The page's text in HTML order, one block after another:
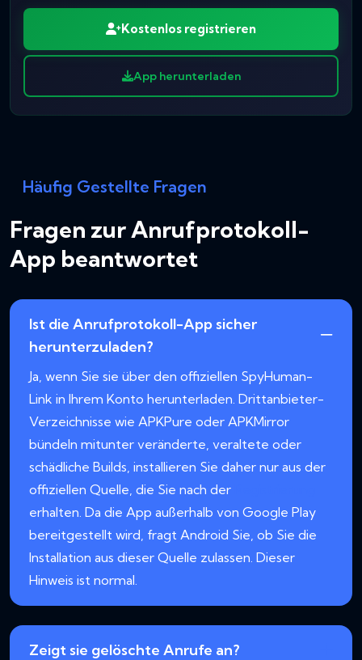
Kostenlos registrieren
App herunterladen
Häufig Gestellte Fragen
Fragen zur Anrufprotokoll-
App beantwortet
Ist die Anrufprotokoll-App sicher
herunterzuladen?
Ja, wenn Sie sie über den offiziellen SpyHuman-
Link in Ihrem Konto herunterladen. Drittanbieter-
Verzeichnisse wie APKPure oder APKMirror
bündeln mitunter veränderte, veraltete oder
schädliche Builds, installieren Sie daher nur aus der
offiziellen Quelle, die Sie nach der
erhalten. Da die App außerhalb von Google Play
bereitgestellt wird, fragt Android Sie, ob Sie die
Installation aus dieser Quelle zulassen. Dieser
Hinweis ist normal.
Zeigt sie gelöschte Anrufe an?